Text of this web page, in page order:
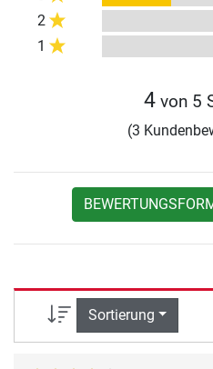
2
1
4 von 5
(3
Sortierung